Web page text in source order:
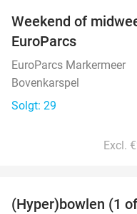
Weekend of
EuroParcs
EuroParcs Markermeer
Bovenkarspel
Solgt: 29
Excl.
(Hyper)bowlen (1